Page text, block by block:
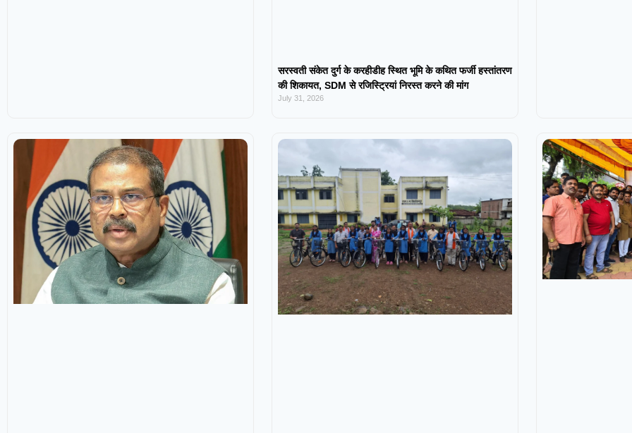
सरस्वती संकेत दुर्ग के करहीडीह स्थित भूमि के कथित फर्जी हस्तांतरण
की शिकायत, SDM से रजिस्ट्रियां निरस्त करने की मांग
July 31, 2026